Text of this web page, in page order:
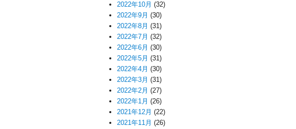
2022年10月 (32)
2022年9月 (30)
2022年8月 (31)
2022年7月 (32)
2022年6月 (30)
2022年5月 (31)
2022年4月 (30)
2022年3月 (31)
2022年2月 (27)
2022年1月 (26)
2021年12月 (22)
2021年11月 (26)